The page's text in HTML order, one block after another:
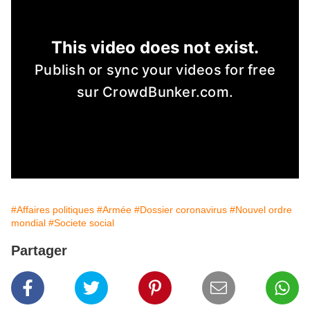
#Affaires politiques #Armée #Dossier coronavirus #Nouvel ordre
mondial #Societe social
Partager